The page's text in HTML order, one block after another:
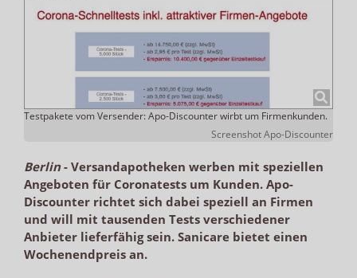
Testpakete vom Versender: Apo-Discounter wirbt um Firmenkunden.
Screenshot Apo-Discounter
Berlin- Versandapotheken werben mit speziellen
Angeboten für Coronatests um Kunden. Apo-
Discounter richtet sich dabei speziell an Firmen
und will mit tausenden Tests verschiedener
Anbieter lieferfähig sein. Sanicare bietet einen
Wochenendpreis an.